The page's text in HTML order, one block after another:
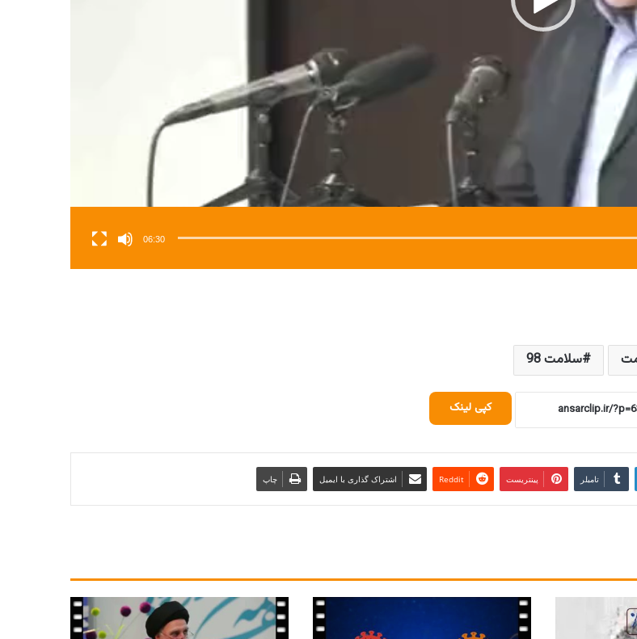
06:30
سلامت 98
کپی لینک
تامبلر پینتریست Reddit اشتراک گذاری با ایمیل چاپ